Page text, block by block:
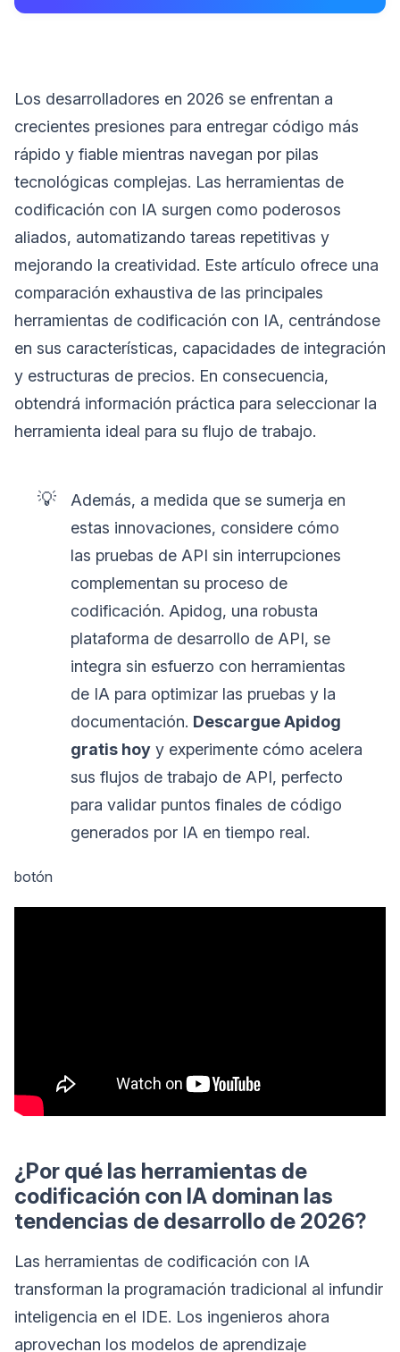
Los desarrolladores en 2026 se enfrentan a
crecientes presiones para entregar código más
rápido y fiable mientras navegan por pilas
tecnológicas complejas. Las herramientas de
codificación con IA surgen como poderosos
aliados, automatizando tareas repetitivas y
mejorando la creatividad. Este artículo ofrece una
comparación exhaustiva de las principales
herramientas de codificación con IA, centrándose
en sus características, capacidades de integración
y estructuras de precios. En consecuencia,
obtendrá información práctica para seleccionar la
herramienta ideal para su flujo de trabajo.
💡
Además, a medida que se sumerja en
estas innovaciones, considere cómo
las pruebas de API sin interrupciones
complementan su proceso de
codificación. Apidog, una robusta
plataforma de desarrollo de API, se
integra sin esfuerzo con herramientas
de IA para optimizar las pruebas y la
documentación. Descargue Apidog
gratis hoy y experimente cómo acelera
sus flujos de trabajo de API, perfecto
para validar puntos finales de código
generados por IA en tiempo real.
botón
¿Por qué las herramientas de
codificación con IA dominan las
tendencias de desarrollo de 2026?
Las herramientas de codificación con IA
transforman la programación tradicional al infundir
inteligencia en el IDE. Los ingenieros ahora
aprovechan los modelos de aprendizaje